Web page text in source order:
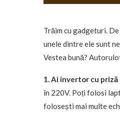
Trăim cu gadgeturi.
unele dintre ele sunt
Vestea bună?
1. Ai invertor cu priză
în 220V. Poți folosi
folosești mai multe